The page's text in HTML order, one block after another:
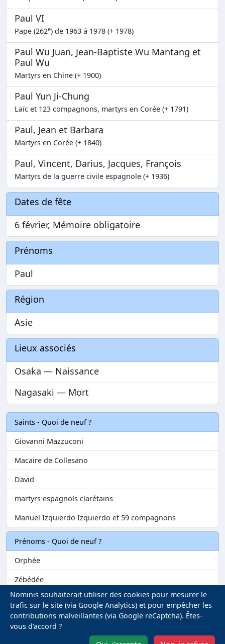
Paul VI
Pape (262e) de 1963 à 1978 (+ 1978)
Paul Wu Juan, Jean-Baptiste Wu Mantang et
Paul Wu
Martyrs en Chine (+ 1900)
Paul Yun Ji-Chung
Laïc et 123 compagnons, martyrs en Corée (+ 1791)
Paul, Jean et Barbara
Martyrs en Corée (+ 1840)
Paul, Vincent, Darius, Jacques, François
Martyrs de la guerre civile espagnole (+ 1936)
Dates de fête
6 février, Mémoire obligatoire
Prénoms
Paul
Région
Asie
Lieux associés
Osaka — Naissance
Nagasaki — Mort
Saints - Quoi de neuf ?
Giovanni Mazzuconi
Macaire de Collesano
David
martyrs espagnols clarétains
Manuel Izquierdo Izquierdo et 59 compagnons
Prénoms - Quoi de neuf ?
Orphée
Zébédée
Melvil
Matilin
Nominis souhaiterait utiliser des cookies pour mesurer le
trafic sur le site (via Google Analytics) et pour empêcher les
contributions malveillantes (via Google reCaptcha). Êtes-
vous d'accord ?